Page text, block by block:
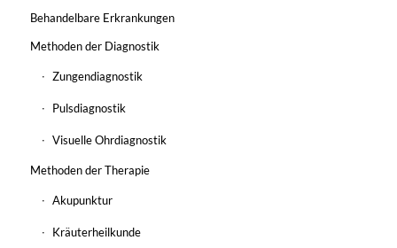
Behandelbare Erkrankungen
Methoden der Diagnostik
Zungendiagnostik
Pulsdiagnostik
Visuelle Ohrdiagnostik
Methoden der Therapie
Akupunktur
Kräuterheilkunde